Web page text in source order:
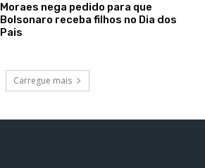
Moraes nega pedido para que
Bolsonaro receba filhos no Dia dos
Pais
Carregue mais